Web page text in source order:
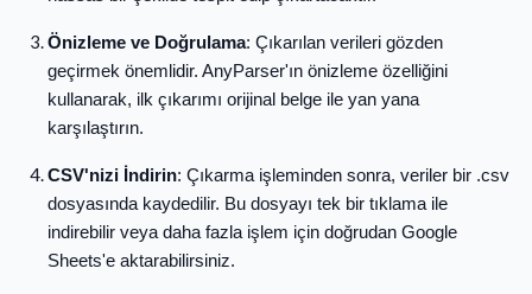
Önizleme ve Doğrulama: Çıkarılan verileri gözden
geçirmek önemlidir. AnyParser'ın önizleme özelliğini
kullanarak, ilk çıkarımı orijinal belge ile yan yana
karşılaştırın.
CSV'nizi İndirin: Çıkarma işleminden sonra, veriler bir .csv
dosyasında kaydedilir. Bu dosyayı tek bir tıklama ile
indirebilir veya daha fazla işlem için doğrudan Google
Sheets'e aktarabilirsiniz.